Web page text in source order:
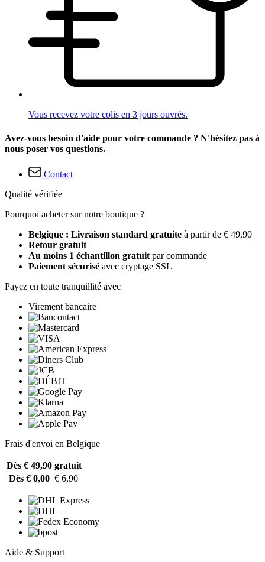
Vous recevez votre colis en 3 jours ouvrés.
Avez-vous besoin d'aide pour votre commande ? N'hésitez pas à
nous poser vos questions.
Contact
Qualité vérifiée
Pourquoi acheter sur notre boutique ?
Belgique : Livraison standard gratuite à partir de € 49,90
Retour gratuit
Au moins 1 échantillon gratuit par commande
Paiement sécurisé avec cryptage SSL
Payez en toute tranquillité avec
Virement bancaire
Frais d'envoi en Belgique
Dès € 49,90 gratuit
Dès € 0,00 € 6,90
Aide & Support